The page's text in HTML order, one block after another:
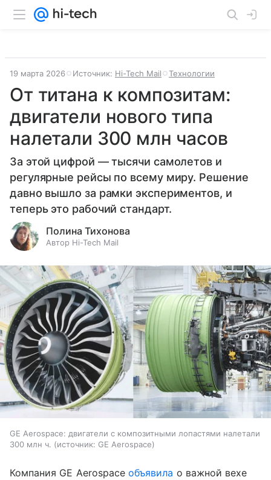
19 марта 2026 Источник: Hi-Tech Mail Технологии
От титана к композитам:
двигатели нового типа
налетали 300 млн часов
За этой цифрой — тысячи самолетов и
регулярные рейсы по всему миру. Решение
давно вышло за рамки экспериментов, и
теперь это рабочий стандарт.
Полина Тихонова
Автор Hi-Tech Mail
GE Aerospace: двигатели с композитными лопастями налетали
300 млн ч.
источник: GE Aerospace
Компания GE Aerospaceобъявила о важной вехе